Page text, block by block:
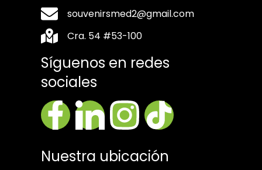
souvenirsmed2@gmail.com
Cra. 54 #53-100
Síguenos en redes
sociales
Nuestra ubicación